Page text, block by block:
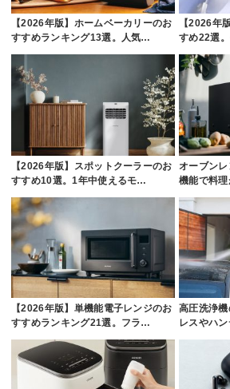
【2026年版】ホームベーカリーのお
すすめランキング13選。人気…
【2026年
すめ22選
【2026年版】スポットクーラーのお
すすめ10選。1年中使えるモ…
オーブン
機能で料
【2026年版】単機能電子レンジのお
すすめランキング21選。フラ…
高圧洗浄
レスやハ